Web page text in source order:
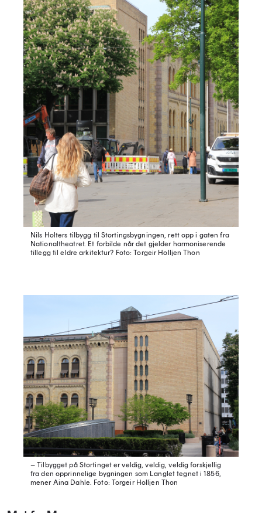
Nils Holters tilbygg til Stortingsbygningen, rett opp i gaten fra
Nationaltheatret. Et forbilde når det gjelder harmoniserende
tillegg til eldre arkitektur? Foto: Torgeir Holljen Thon
– Tilbygget på Stortinget er veldig, veldig, veldig forskjellig
fra den opprinnelige bygningen som Langlet tegnet i 1856,
mener Aina Dahle. Foto: Torgeir Holljen Thon